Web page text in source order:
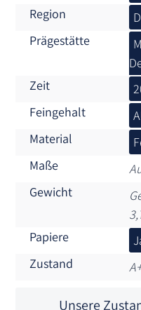
Region
Prägestätte
Zeit
Feingehalt
Material
Maße
Gewicht
Papiere
Zustand
Unsere